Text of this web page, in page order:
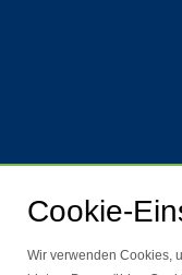
Cookie-
Wir verwenden Cookies,